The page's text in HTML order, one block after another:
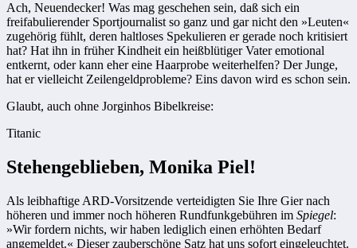
Ach, Neuendecker! Was mag geschehen sein, daß sich ein
freifabulierender Sportjournalist so ganz und gar nicht den »Leuten«
zugehörig fühlt, deren haltloses Spekulieren er gerade noch kritisiert
hat? Hat ihn in früher Kindheit ein heißblütiger Vater emotional
entkernt, oder kann eher eine Haarprobe weiterhelfen? Der Junge,
hat er vielleicht Zeilengeldprobleme? Eins davon wird es schon sein.
Glaubt, auch ohne Jorginhos Bibelkreise:
Titanic
Stehengeblieben, Monika Piel!
Als leibhaftige ARD-Vorsitzende verteidigten Sie Ihre Gier nach
höheren und immer noch höheren Rundfunkgebühren im Spiegel:
»Wir fordern nichts, wir haben lediglich einen erhöhten Bedarf
angemeldet.« Dieser zauberschöne Satz hat uns sofort eingeleuchtet.